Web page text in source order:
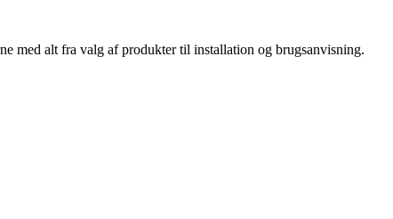
med alt fra valg af produkter til installation og brugsanvisning.